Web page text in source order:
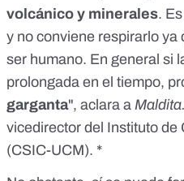
volcánico y minerales.
y no conviene respirarlo ya
ser humano. En general si
prolongada en el tiempo,
garganta", aclara a
vicedirector del Instituto de
(CSIC-UCM). *